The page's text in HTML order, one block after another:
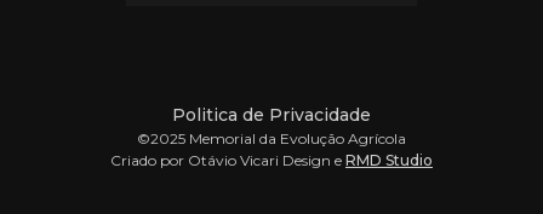
Politica de Privacidade
©2025 Memorial da Evolução Agrícola
Criado por Otávio Vicari Design e RMD Studio